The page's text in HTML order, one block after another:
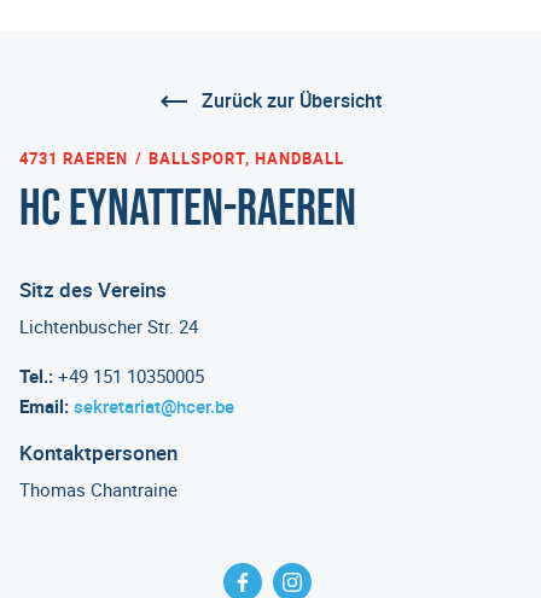
Zurück zur Übersicht
4731 RAEREN BALLSPORT, HANDBALL
HC Eynatten-Raeren
Sitz des Vereins
Lichtenbuscher Str. 24
Tel.: +49 151 10350005
Email: sekretariat@hcer.be
Kontaktpersonen
Thomas Chantraine